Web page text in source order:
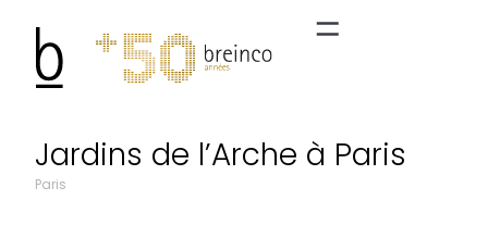
Jardins de l’Arche à Paris
Paris